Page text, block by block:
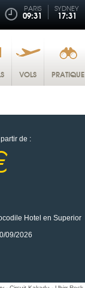
PARIS
09:31
SYDNEY
17:31
VOLS PRATIQUE
de :
Hotel en Superior
09/2026